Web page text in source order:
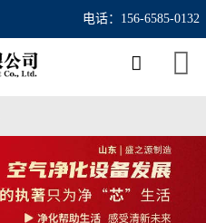
电话：156-6585-0132